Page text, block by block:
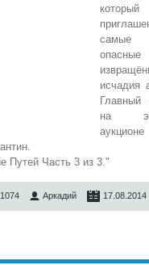
который
самые
исчадия
Главный
на
Путей Часть 3 из 3."
1074 Аркадий 17.08.2014